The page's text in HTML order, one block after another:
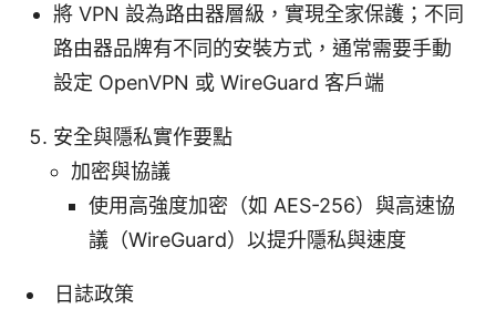
將 VPN 設為路由器層級，實現全家保護；不同
路由器品牌有不同的安裝方式，通常需要手動
設定 OpenVPN 或 WireGuard 客戶端
安全與隱私實作要點
加密與協議
使用高強度加密（如 AES-256）與高速協
議（WireGuard）以提升隱私與速度
日誌政策